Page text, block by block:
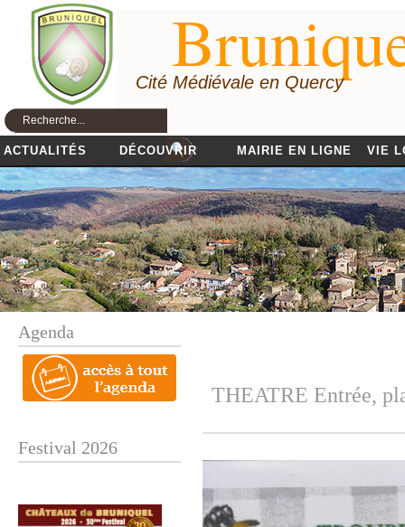
Cité Médiévale en Quercy
ACTUALITÉS DÉCOUVRIR MAIRIE EN LIGNE VIE
Agenda
Festival 2026
THEATRE Entrée,